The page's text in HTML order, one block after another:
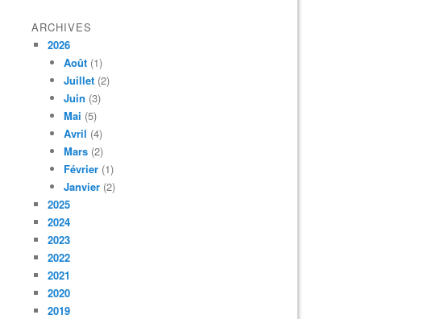
ARCHIVES
2026
Août (1)
Juillet (2)
Juin (3)
Mai (5)
Avril (4)
Mars (2)
Février (1)
Janvier (2)
2025
2024
2023
2022
2021
2020
2019